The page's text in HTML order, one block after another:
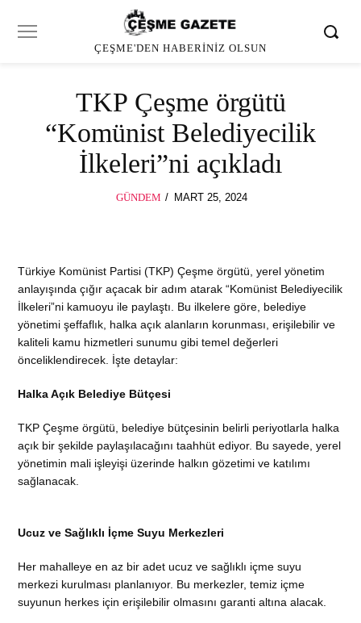
ÇEŞME'DEN HABERINIZ OLSUN
TKP Çeşme örgütü
“Komünist Belediyecilik
İlkeleri”ni açıkladı
GÜNDEM
POSTED
MART 25, 2024
Türkiye Komünist Partisi (TKP) Çeşme örgütü, yerel yönetim
anlayışında çığır açacak bir adım atarak “Komünist Belediyecilik
İlkeleri”ni kamuoyu ile paylaştı. Bu ilkelere göre, belediye
yönetimi şeffaflık, halka açık alanların korunması, erişilebilir ve
kaliteli kamu hizmetleri sunumu gibi temel değerleri
önceliklendirecek. İşte detaylar:
Halka Açık Belediye Bütçesi
TKP Çeşme örgütü, belediye bütçesinin belirli periyotlarla halka
açık bir şekilde paylaşılacağını taahhüt ediyor. Bu sayede, yerel
yönetimin mali işleyişi üzerinde halkın gözetimi ve katılımı
sağlanacak.
Ucuz ve Sağlıklı İçme Suyu Merkezleri
Her mahalleye en az bir adet ucuz ve sağlıklı içme suyu
merkezi kurulması planlanıyor. Bu merkezler, temiz içme
suyunun herkes için erişilebilir olmasını garanti altına alacak.